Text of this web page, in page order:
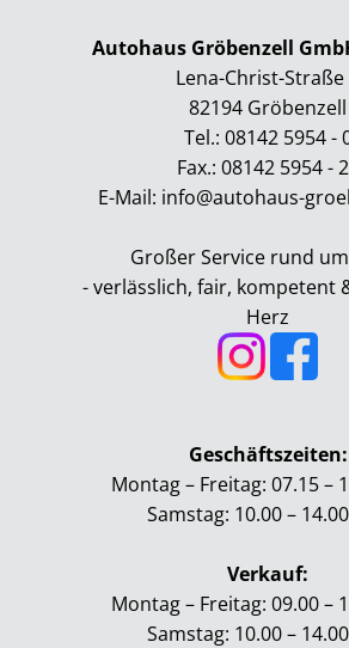
Autohaus Gröbenzell
Lena-Christ-Straße
82194 Gröbenzell
Tel.: 08142 5954 -
Fax.: 08142 5954 -
E-Mail: info@autohaus-
Großer Service rund
- verlässlich, fair, kompetent
Herz
Geschäftszeiten:
Montag – Freitag: 07.15 –
Samstag: 10.00 –
Verkauf:
Montag – Freitag: 09.00 –
Samstag: 10.00 –